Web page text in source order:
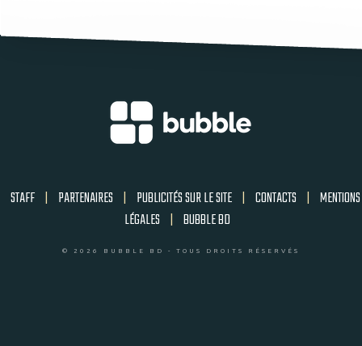
STAFF | PARTENAIRES | PUBLICITÉS SUR LE SITE | CONTACTS | MENTIONS
LÉGALES | BUBBLE BD
© 2026 BUBBLE BD - TOUS DROITS RÉSERVÉS